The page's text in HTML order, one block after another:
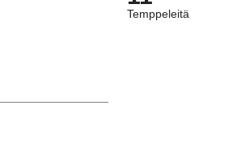
Temppeleitä